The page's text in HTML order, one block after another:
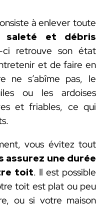
à enlever toute
saleté et débris
retrouve son état
et de faire en
ne s’abîme pas, le
ou les ardoises
et friables, ce qui
vous évitez tout
assurez une durée
toit. Il est possible
toit est plat ou peu
ou si votre maison